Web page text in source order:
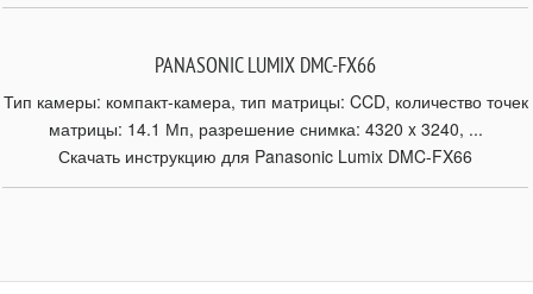
PANASONIC LUMIX DMC-FX66
Тип камеры: компакт-камера, тип матрицы: CCD, количество точек
матрицы: 14.1 Мп, разрешение снимка: 4320 x 3240, ...
Скачать инструкцию для Panasonic Lumix DMC-FX66